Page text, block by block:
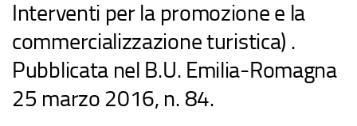
Interventi per la promozione e la
commercializzazione turistica) .
Pubblicata nel B.U. Emilia-Romagna
25 marzo 2016, n. 84.